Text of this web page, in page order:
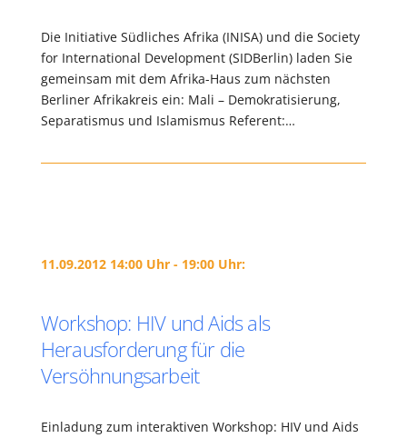
Die Initiative Südliches Afrika (INISA) und die Society
for International Development (SIDBerlin) laden Sie
gemeinsam mit dem Afrika-Haus zum nächsten
Berliner Afrikakreis ein: Mali – Demokratisierung,
Separatismus und Islamismus Referent:…
11.09.2012 14:00 Uhr - 19:00 Uhr:
Workshop: HIV und Aids als
Herausforderung für die
Versöhnungsarbeit
Einladung zum interaktiven Workshop: HIV und Aids